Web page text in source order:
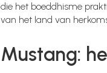
die het boeddhisme
van het land van
Mustang: